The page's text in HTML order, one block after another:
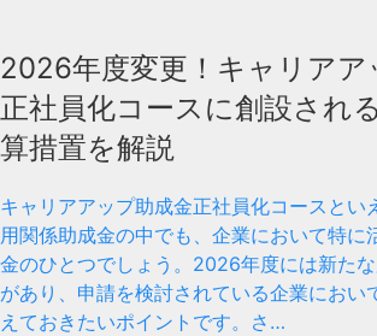
2026年度変更！キャリアア
正社員化コースに創設され
算措置を解説
キャリアアップ助成金正社員化コースとい
用関係助成金の中でも、企業において特に
金のひとつでしょう。2026年度には新た
があり、申請を検討されている企業におい
えておきたいポイントです。さ…